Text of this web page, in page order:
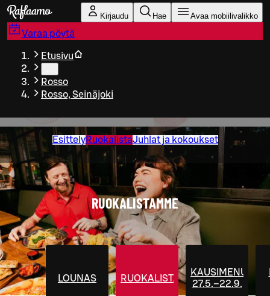
Siirry pääsisältöön
Kirjaudu Hae Avaa mobiilivalikko
Varaa pöytä
Etusivu
Rosso
Rosso, Seinäjoki
EsittelyRuokalistaJuhlat ja kokoukset
RUOKALISTAMME
LOUNAS RUOKALISTA
KAUSIMENUT
27.5.–22.9.